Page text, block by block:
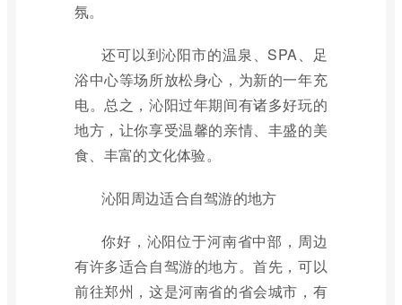
氛。
还可以到沁阳市的温泉、SPA、足
浴中心等场所放松身心，为新的一年充
电。总之，沁阳过年期间有诸多好玩的
地方，让你享受温馨的亲情、丰盛的美
食、丰富的文化体验。
沁阳周边适合自驾游的地方
你好，沁阳位于河南省中部，周边
有许多适合自驾游的地方。首先，可以
前往郑州，这是河南省的省会城市，有